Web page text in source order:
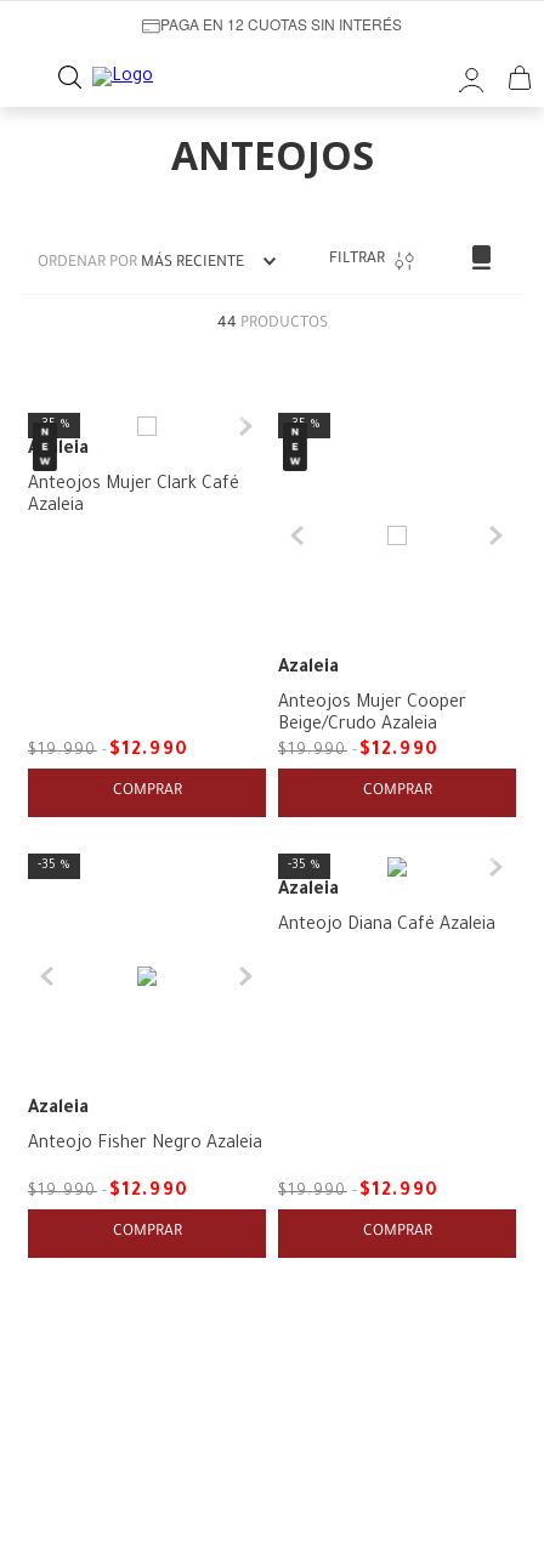
PAGA EN 12 CUOTAS SIN INTERÉS
ANTEOJOS
ORDENAR POR MÁS RECIENTE FILTRAR
44 PRODUCTOS
35 %
Azaleia
Anteojos Mujer Clark Café
Azaleia
$19.990 $12. 990
COMPRAR
35 %
Azaleia
Anteojos Mujer Cooper
Beige/Crudo Azaleia
$19.990 $12. 990
COMPRAR
35 %
Azaleia
Anteojo Fisher Negro Azaleia
$19.990 $12. 990
COMPRAR
35 %
Azaleia
Anteojo Diana Café Azaleia
$19.990 $12. 990
COMPRAR